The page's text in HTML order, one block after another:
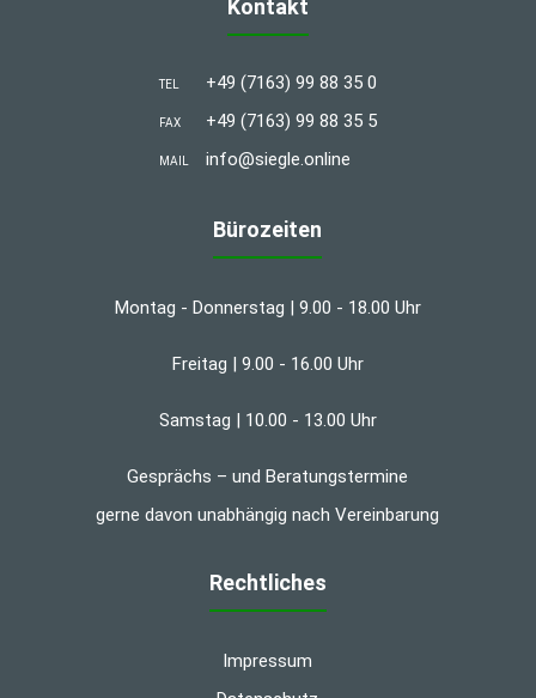
Kontakt
TEL +49 (7163) 99 88 35 0
FAX +49 (7163) 99 88 35 5
MAIL info@siegle.online
Bürozeiten
Montag - Donnerstag | 9.00 - 18.00 Uhr
Freitag | 9.00 - 16.00 Uhr
Samstag | 10.00 - 13.00 Uhr
Gesprächs – und Beratungstermine
gerne davon unabhängig nach Vereinbarung
Rechtliches
Impressum